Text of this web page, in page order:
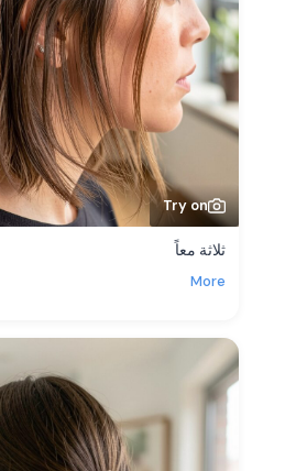
Try on
ثلاثة معاً
More